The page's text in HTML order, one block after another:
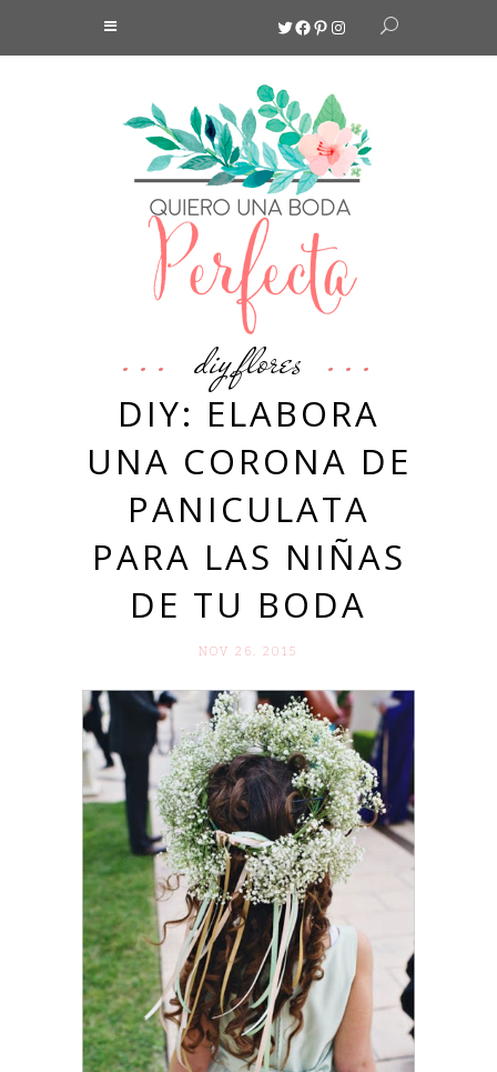
Twitter
Facebook
Pinterest
Instagram
diy,flores
DIY: ELABORA
UNA CORONA DE
PANICULATA
PARA LAS NIÑAS
DE TU BODA
NOV 26. 2015